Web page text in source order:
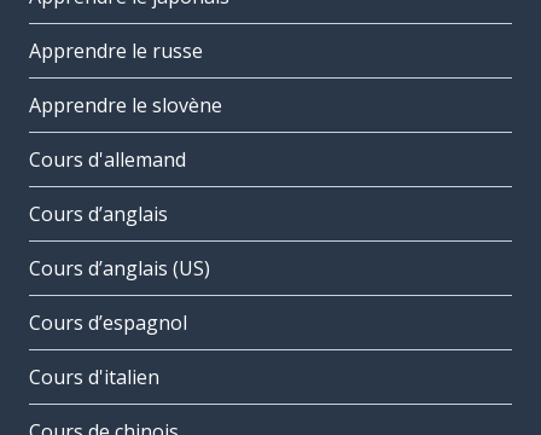
Apprendre le russe
Apprendre le slovène
Cours d'allemand
Cours d’anglais
Cours d’anglais (US)
Cours d’espagnol
Cours d'italien